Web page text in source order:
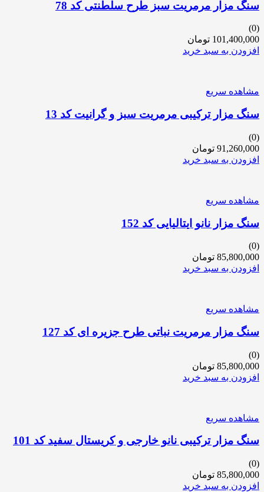
سنگ مزار مرمریت سبز طرح سلطنتی کد 78
(0)
101,400,000 تومان
افزودن به سبد خرید
مشاهده سریع
سنگ مزار ترکیبی مرمریت سبز و گرانیت کد 13
(0)
91,260,000 تومان
افزودن به سبد خرید
مشاهده سریع
سنگ مزار نانو ایتالیایی کد 152
(0)
85,800,000 تومان
افزودن به سبد خرید
مشاهده سریع
سنگ مزار مرمریت نباتی طرح جزیره ای کد 127
(0)
85,800,000 تومان
افزودن به سبد خرید
مشاهده سریع
سنگ مزار ترکیبی نانو خارجی و کریستال سفید کد 101
(0)
85,800,000 تومان
افزودن به سبد خرید